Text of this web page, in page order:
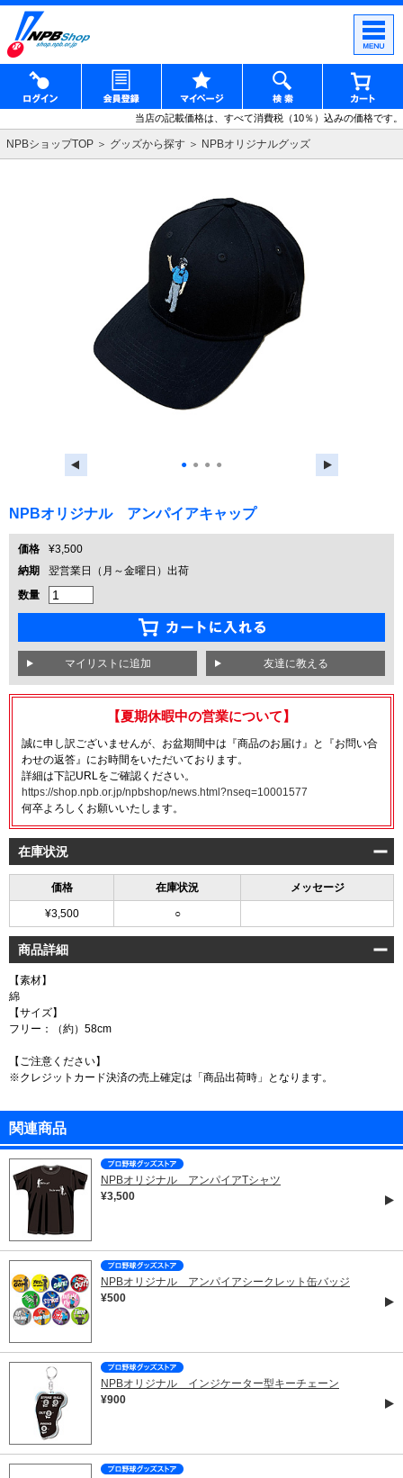
当店の記載価格は、すべて消費税（10％）込みの価格です。
NPBショップTOP グッズから探す NPBオリジナルグッズ
● ● ● ●
NPBオリジナル アンパイアキャップ
価格
¥3,500
納期
翌営業日（月～金曜日）出荷
数量
友達に教える
【夏期休暇中の営業について】
誠に申し訳ございませんが、お盆期間中は『商品のお届け』と『お問い合
わせの返答』にお時間をいただいております。
詳細は下記URLをご確認ください。
https://shop.npb.or.jp/npbshop/news.html?nseq=10001577
何卒よろしくお願いいたします。
在庫状況
価格 在庫状況 メッセージ
¥3,500 ○
商品詳細
【素材】
綿
【サイズ】
フリー：（約）58cm
【ご注意ください】
※クレジットカード決済の売上確定は「商品出荷時」となります。
関連商品
NPBオリジナル アンパイアTシャツ
¥3,500
NPBオリジナル アンパイアシークレット缶バッジ
¥500
NPBオリジナル インジケーター型キーチェーン
¥900